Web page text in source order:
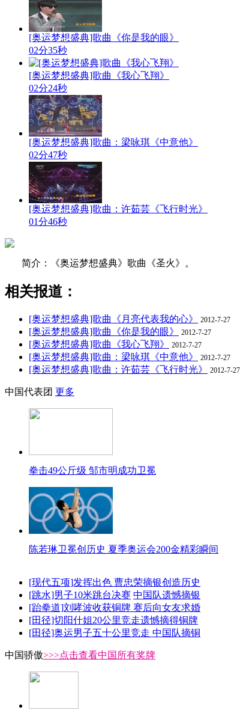
[奥运梦想盛典]歌曲《你是我的眼》
02分35秒
[奥运梦想盛典]歌曲《我心飞翔》
02分24秒
[奥运梦想盛典]歌曲：梁咏琪《中意他》
02分47秒
[奥运梦想盛典]歌曲：许茹芸《飞行时光》
01分46秒
简介：《奥运梦想盛典》歌曲《圣火》。
相关报道：
[奥运梦想盛典]歌曲《月亮代表我的心》 2012-7-27
[奥运梦想盛典]歌曲《你是我的眼》 2012-7-27
[奥运梦想盛典]歌曲《我心飞翔》 2012-7-27
[奥运梦想盛典]歌曲：梁咏琪《中意他》 2012-7-27
[奥运梦想盛典]歌曲：许茹芸《飞行时光》 2012-7-27
中国代表团 更多
拳击49公斤级 邹市明成功卫冕
陈若琳卫冕创历史 夏季奥运会200金精彩瞬间
[现代五项]发挥出色 曹忠荣摘银创造历史
[跳水]男子10米跳台决赛 中国队遗憾摘银
[跆拳道]刘哮波收获铜牌 赛后向女友求婚
[田径]切阳什姐20公里竞走遗憾摘得铜牌
[田径]奥运男子五十公里竞走 中国队摘铜
中国骄傲>>>点击查看中国所有奖牌